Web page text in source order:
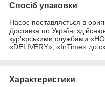
Спосіб упаковки
Насос поставляється в
Доставка по Україні
кур'єрськими службами
«DELIVERY», «InTime» до
Характеристики